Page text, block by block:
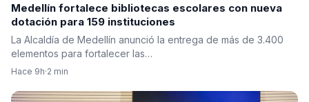
Medellín fortalece bibliotecas escolares con nueva
dotación para 159 instituciones
La Alcaldía de Medellín anunció la entrega de más de 3.400
elementos para fortalecer las…
Hace 9h·2 min